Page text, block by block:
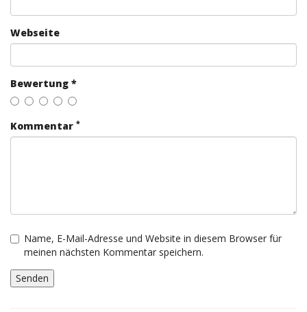
Webseite
Bewertung *
Kommentar *
Name, E-Mail-Adresse und Website in diesem Browser für
meinen nächsten Kommentar speichern.